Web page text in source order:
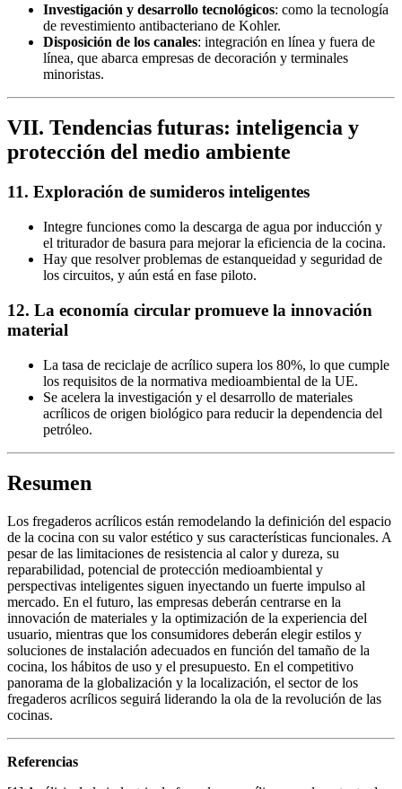
Investigación y desarrollo tecnológicos: como la tecnología
de revestimiento antibacteriano de Kohler.
Disposición de los canales: integración en línea y fuera de
línea, que abarca empresas de decoración y terminales
minoristas.
VII. Tendencias futuras: inteligencia y
protección del medio ambiente
11. Exploración de sumideros inteligentes
Integre funciones como la descarga de agua por inducción y
el triturador de basura para mejorar la eficiencia de la cocina.
Hay que resolver problemas de estanqueidad y seguridad de
los circuitos, y aún está en fase piloto.
12. La economía circular promueve la innovación
material
La tasa de reciclaje de acrílico supera los 80%, lo que cumple
los requisitos de la normativa medioambiental de la UE.
Se acelera la investigación y el desarrollo de materiales
acrílicos de origen biológico para reducir la dependencia del
petróleo.
Resumen
Los fregaderos acrílicos están remodelando la definición del espacio
de la cocina con su valor estético y sus características funcionales. A
pesar de las limitaciones de resistencia al calor y dureza, su
reparabilidad, potencial de protección medioambiental y
perspectivas inteligentes siguen inyectando un fuerte impulso al
mercado. En el futuro, las empresas deberán centrarse en la
innovación de materiales y la optimización de la experiencia del
usuario, mientras que los consumidores deberán elegir estilos y
soluciones de instalación adecuados en función del tamaño de la
cocina, los hábitos de uso y el presupuesto. En el competitivo
panorama de la globalización y la localización, el sector de los
fregaderos acrílicos seguirá liderando la ola de la revolución de las
cocinas.
Referencias